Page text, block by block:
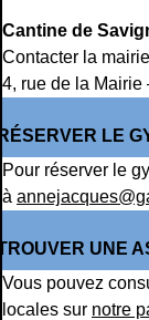
Cantine de
Contacter la
4, rue de la Mairie
LE
Pour réserver le
à
UNE
Vous pouvez
locales sur notre